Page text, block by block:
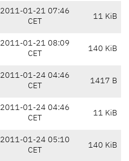
2011-01-21 07:46
CET
11 KiB
2011-01-21 08:09
CET
140 KiB
2011-01-24 04:46
CET
1417 B
2011-01-24 04:46
CET
11 KiB
2011-01-24 05:10
CET
140 KiB